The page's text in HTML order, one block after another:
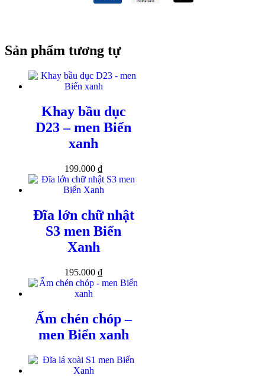
Sản phẩm tương tự
Khay bầu dục
D23 – men Biển
xanh
199.000 ₫
Đĩa lớn chữ nhật
S3 men Biển
Xanh
195.000 ₫
Ấm chén chóp –
men Biển xanh